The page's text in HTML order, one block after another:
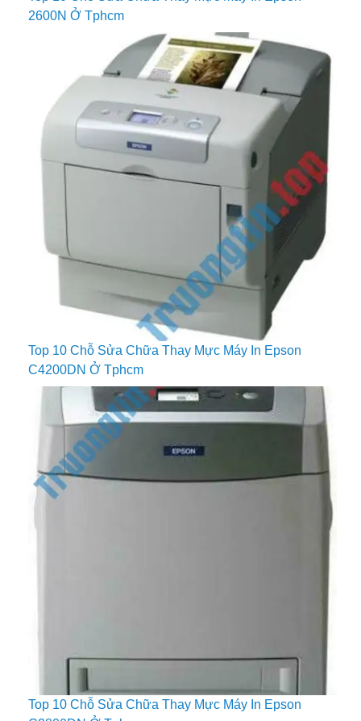
2600N Ở Tphcm
Top 10 Chỗ Sửa Chữa Thay Mực Máy In Epson
C4200DN Ở Tphcm
Top 10 Chỗ Sửa Chữa Thay Mực Máy In Epson